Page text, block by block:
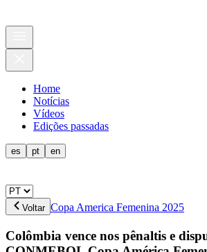
Home
Notícias
Vídeos
Edições passadas
es pt en
Voltar Copa America Femenina 2025
Colômbia vence nos pênaltis e